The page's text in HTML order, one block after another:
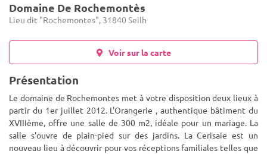
Domaine De Rochemontès
Lieu dit "Rochemontes", 31840 Seilh
Voir sur la carte
Présentation
Le domaine de Rochemontes met à votre disposition deux lieux à
partir du 1er juillet 2012. L'Orangerie , authentique bâtiment du
XVIIIème, offre une salle de 300 m2, idéale pour un mariage. La
salle s'ouvre de plain-pied sur des jardins. La Cerisaieest un
nouveau lieu à découvrir pour vos réceptions familiales telles que